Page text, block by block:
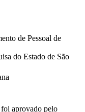
de Pessoal de
do Estado de São
aprovado pelo